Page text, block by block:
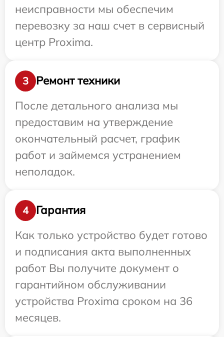
неисправности мы обеспечим
перевозку за наш счет в сервисный
центр Proxima.
3
Ремонт техники
После детального анализа мы
предоставим на утверждение
окончательный расчет, график
работ и займемся устранением
неполадок.
4
Гарантия
Как только устройство будет готово
и подписания акта выполненных
работ Вы получите документ о
гарантийном обслуживании
устройства Proxima сроком на 36
месяцев.